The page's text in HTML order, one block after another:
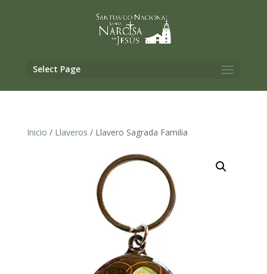
Select Page
Inicio / Llaveros / Llavero Sagrada Familia